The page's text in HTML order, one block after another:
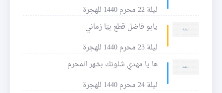
ليلة 22 محرم 1440 للهجرة
يابو فاضل قطع بيّا زماني
ليلة 23 محرم 1440 للهجرة
ها يا مهدي شلونك بشهر المحرم
ليلة 24 محرم 1440 للهجرة